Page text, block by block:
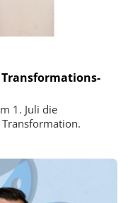
1. Juli die